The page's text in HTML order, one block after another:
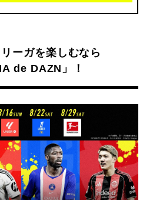
リーガを楽しむなら
de DAZN」！